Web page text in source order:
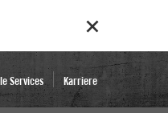
Services Karriere